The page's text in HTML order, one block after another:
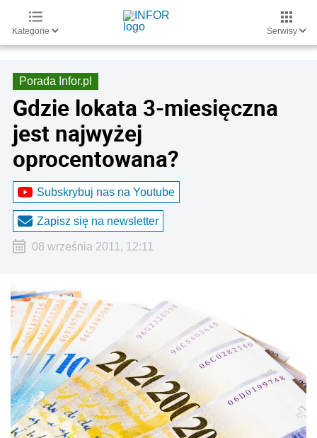
Kategorie Serwisy
Porada Infor.pl
Gdzie lokata 3-miesięczna
jest najwyżej
oprocentowana?
Subskrybuj nas na Youtube
Zapisz się na newsletter
08 września 2011, 12:11